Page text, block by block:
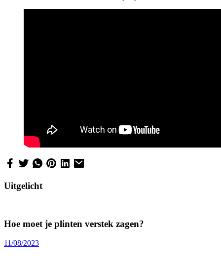
Uitgelicht
Hoe moet je plinten verstek zagen?
11/08/2023